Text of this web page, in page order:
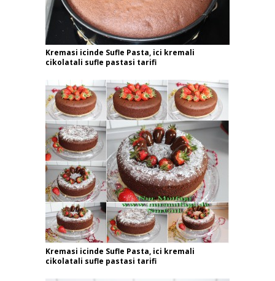
Kremasi icinde Sufle Pasta, ici kremali
cikolatali sufle pastasi tarifi
Kremasi icinde Sufle Pasta, ici kremali
cikolatali sufle pastasi tarifi